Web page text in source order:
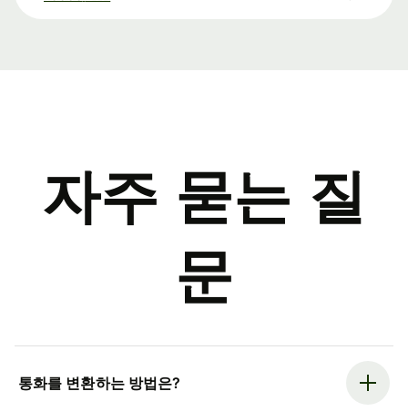
자주 묻는 질
문
통화를 변환하는 방법은?